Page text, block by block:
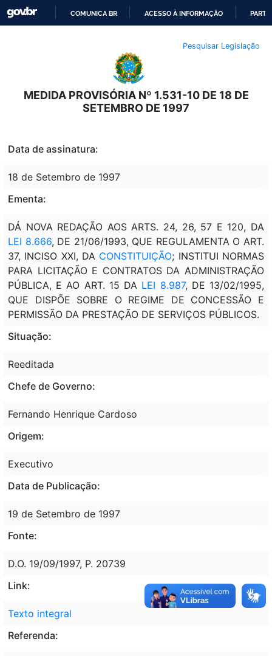
O
CONTEÚDO
COMUNICA BR ACESSO À INFORMAÇÃO
Pesquisar Legislação
MEDIDA PROVISÓRIA Nº 1.531-10 DE 18 DE
SETEMBRO DE 1997
Data de assinatura:
18 de Setembro de 1997
Ementa:
DÁ NOVA REDAÇÃO AOS ARTS. 24, 26, 57 E 120, DA
LEI 8.666, DE 21/06/1993, QUE REGULAMENTA O ART.
37, INCISO XXI, DA CONSTITUIÇÃO; INSTITUI NORMAS
PARA LICITAÇÃO E CONTRATOS DA ADMINISTRAÇÃO
PÚBLICA, E AO ART. 15 DA LEI 8.987, DE 13/02/1995,
QUE DISPÕE SOBRE O REGIME DE CONCESSÃO E
PERMISSÃO DA PRESTAÇÃO DE SERVIÇOS PÚBLICOS.
Situação:
Reeditada
Chefe de Governo:
Fernando Henrique Cardoso
Origem:
Executivo
Data de Publicação:
19 de Setembro de 1997
Fonte:
D.O. 19/09/1997, P. 20739
Link:
Texto integral
Referenda: